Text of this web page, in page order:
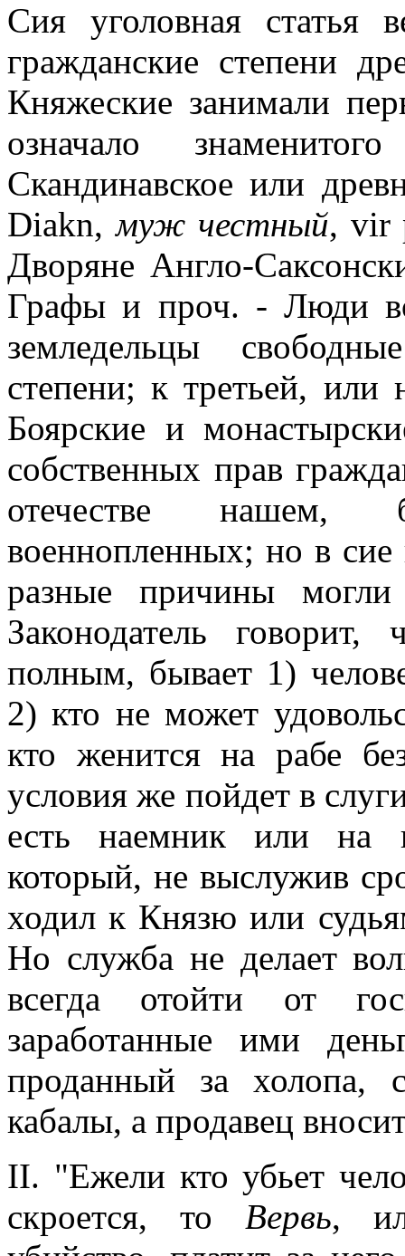
Сия уголовная статья
гражданские степени
Княжеские занимали
означало
Скандинавское или
Diakn,муж честный, vir
Дворяне Англо-
Графы и проч. - Люди
земледельцы
степени; к третьей,
Боярские и
собственных прав
отечестве нашем,
военнопленных; но в
разные причины
Законодатель
полным, бывает 1)
2) кто не может
кто женится на рабе
условия же пойдет в
есть наемник или на
который, не выслужив
ходил к Князю или
Но служба не делает
всегда отойти от
заработанные ими
проданный за холопа,
кабалы, а продавец
II. "Ежели кто убьет
скроется, то Вервь,